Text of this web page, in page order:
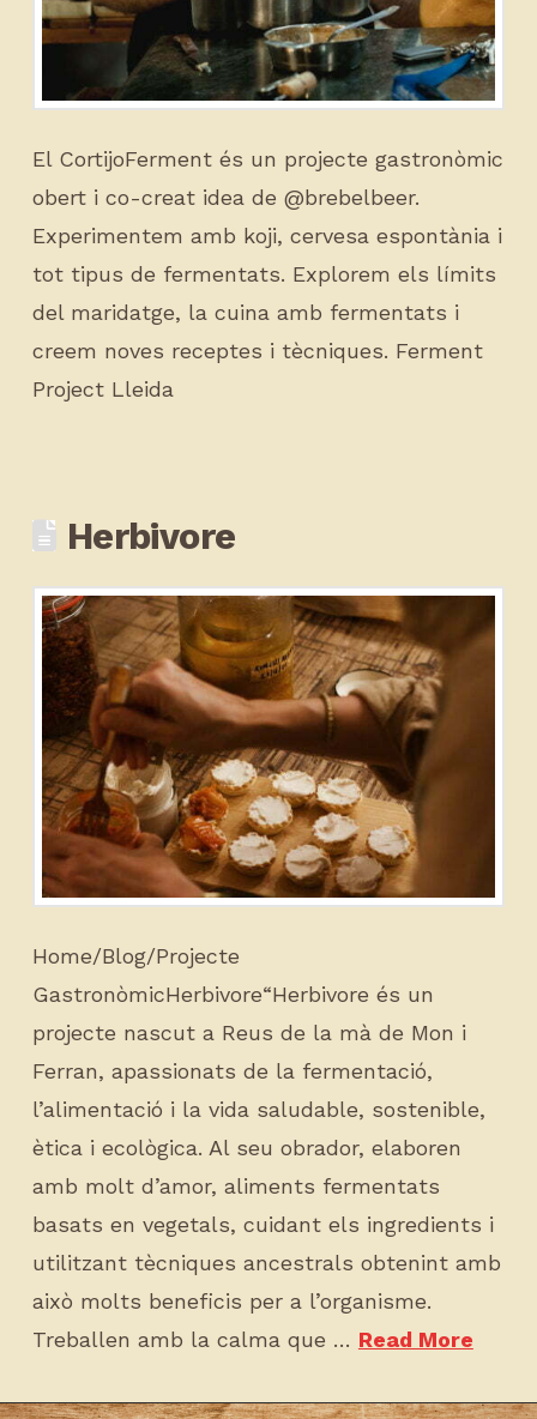
El CortijoFerment és un projecte gastronòmic
obert i co-creat idea de @brebelbeer.
Experimentem amb koji, cervesa espontània i
tot tipus de fermentats. Explorem els límits
del maridatge, la cuina amb fermentats i
creem noves receptes i tècniques. Ferment
Project Lleida
Herbivore
Home/Blog/Projecte
GastronòmicHerbivore“Herbivore és un
projecte nascut a Reus de la mà de Mon i
Ferran, apassionats de la fermentació,
l’alimentació i la vida saludable, sostenible,
ètica i ecològica. Al seu obrador, elaboren
amb molt d’amor, aliments fermentats
basats en vegetals, cuidant els ingredients i
utilitzant tècniques ancestrals obtenint amb
això molts beneficis per a l’organisme.
Treballen amb la calma que … Read More